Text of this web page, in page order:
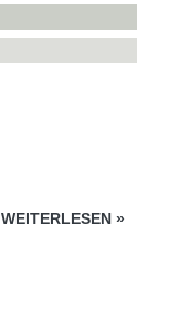
WEITERLESEN »